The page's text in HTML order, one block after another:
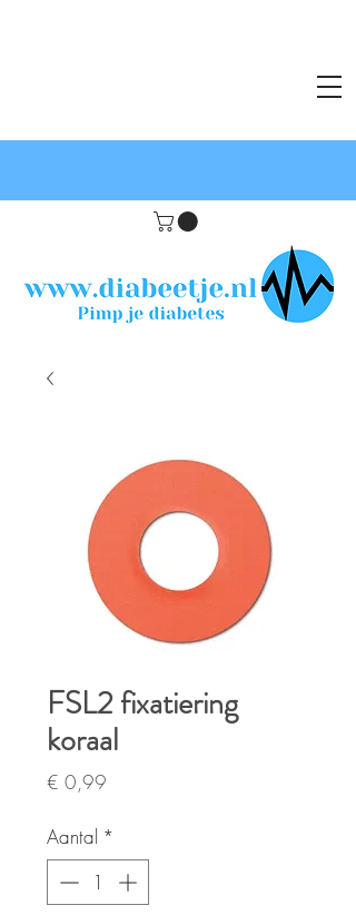
FSL2 fixatiering
koraal
€ 0,99
Aantal *